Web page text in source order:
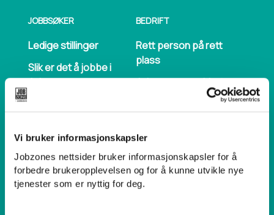
Vi bruker informasjonskapsler
Jobzones nettsider bruker informasjonskapsler for å
forbedre brukeropplevelsen og for å kunne utvikle nye
tjenester som er nyttig for deg.
JOBBSØKER
Ledige stillinger
Slik er det å jobbe i
Jobzone
BEDRIFT
Rett person på rett
plass
Jobzone er revidert
Våre lokalkontor
Jobbsnakk